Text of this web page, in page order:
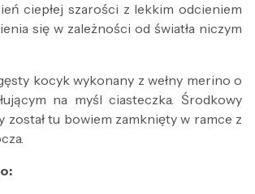
ciepłej szarości z lekkim odcieniem
się w zależności od światła niczym
kocyk wykonany z wełny merino o
na myśl ciasteczka. Środkowy
został tu bowiem zamknięty w ramce z